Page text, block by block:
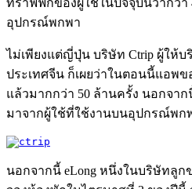
อุปกรณ์พกพา
ไม่เพียงแต่ญี่ปุ่น บริษัท Ctrip ผู้ให้บ
ประเทศจีน ก็เผยว่าในตอนนี้แอพ
แล้วมากกว่า 50 ล้านครั้ง นอกจา
มาจากผู้ใช้ที่ใช้งานบนอุปกรณ์พก
นอกจากนี้ eLong หนึ่งในบริษัทลูก